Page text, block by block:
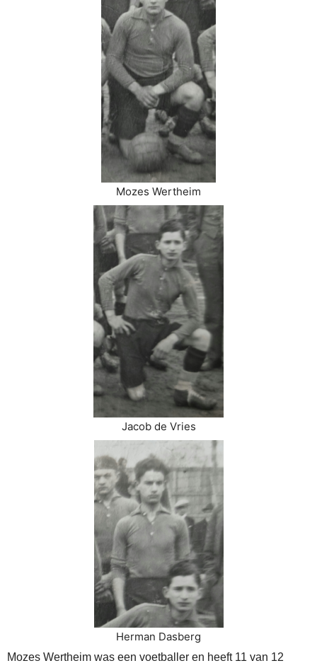
Mozes Wertheim
Jacob de Vries
Herman Dasberg
Mozes Wertheim was een voetballer en heeft 11 van 12